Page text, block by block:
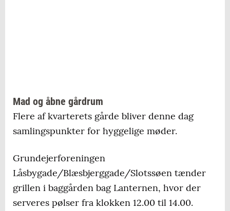
Mad og åbne gårdrum
Flere af kvarterets gårde bliver denne dag
samlingspunkter for hyggelige møder.
Grundejerforeningen
Låsbygade/Blæsbjerggade/Slotssøen tænder
grillen i baggården bag Lanternen, hvor der
serveres pølser fra klokken 12.00 til 14.00.